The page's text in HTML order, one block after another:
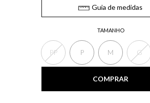
TAMANHO
PP P M G
Guia de medidas
COMPRAR